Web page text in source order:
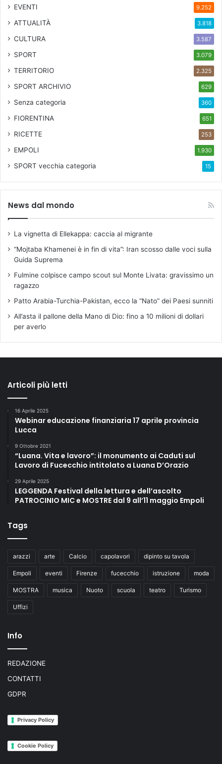
EVENTI 9.252
ATTUALITÀ 3.818
CULTURA 3.587
SPORT 3.079
TERRITORIO 2.325
SPORT ARCHIVIO 629
Senza categoria 360
FIORENTINA 651
RICETTE 253
EMPOLI 1.930
SPORT vecchia categoria 15
News dal mondo
La vignetta di Ellekappa: caccia al migrante
“Mojtaba Khamenei è in fin di vita”: Iran scosso dalle voci sulla
Guida Suprema
Fulmine colpisce campo scout sul Monte Livata: gravissimo un
ragazzo
Patto Arabia-Turchia-Pakistan, ecco la “Nato” dei Paesi sunniti
All’asta il pallone della Mano di Dio: fino a 10 milioni di dollari
per averlo
Articoli più letti
16 Aprile 2025
Webinar educazione finanziaria 17 aprile provincia
Lucca
9 Ottobre 2021
“Luana. Vita e lavoro”: il monumento ai Caduti sul
Lavoro di Fucecchio intitolato a Luana D’Orazio
29 Aprile 2025
LEGGENDA Festival della lettura e dell’ascolto
PATROCINIO MIC e MOSTRE dal 9 all’11 maggio Empoli
Tags
arazzi arte Calcio capolavori dipinto su tavola
Empoli eventi Firenze fucecchio istruzione moda
MOSTRA musica Nuoto scuola teatro Turismo
Uffizi
Info
REDAZIONE
CONTATTI
GDPR
Privacy Policy
Cookie Policy